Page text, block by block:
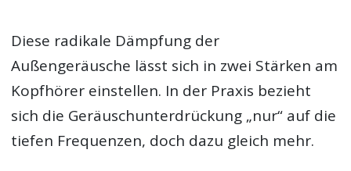
Diese radikale Dämpfung der
Außengeräusche lässt sich in zwei Stärken am
Kopfhörer einstellen. In der Praxis bezieht
sich die Geräuschunterdrückung „nur“ auf die
tiefen Frequenzen, doch dazu gleich mehr.